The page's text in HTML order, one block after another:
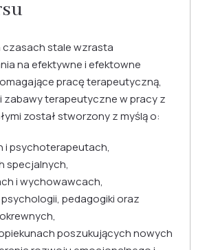
czasach stale wzrasta
na efektywne i efektowne
pracę terapeutyczną,
zabawy terapeutyczne w pracy z
został stworzony z myślą o:
i psychoterapeutach,
specjalnych,
i wychowawcach,
pedagogiki oraz
poszukujących nowych